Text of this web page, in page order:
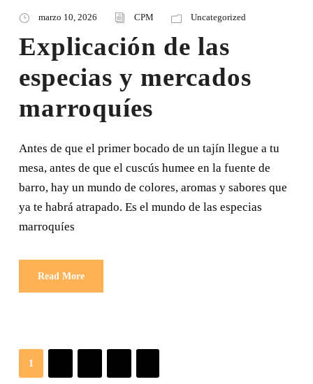
marzo 10, 2026 CPM Uncategorized
Explicación de las
especias y mercados
marroquíes
Antes de que el primer bocado de un tajín llegue a tu
mesa, antes de que el cuscús humee en la fuente de
barro, hay un mundo de colores, aromas y sabores que
ya te habrá atrapado. Es el mundo de las especias
marroquíes
Read More
1